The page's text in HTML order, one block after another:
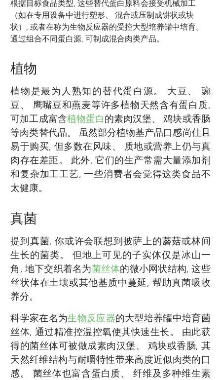
根据目标食品类型, 这些替代蛋白原料会接受机械加工
（如在专用设备中进行塑形、 混合或压制成饼状或块
状）, 或者在称为生物反应器的受控大型培养罐中培育。
通过组合不同蛋白源, 可制成混合肉类产品。
植物
植物是最为人熟知的替代蛋白源。 大豆、 豌
豆、 鹰嘴豆和燕麦等许多植物天然含有蛋白质,
可加工成富含植物蛋白的素肉汉堡、 鸡块或香肠
等肉类替代品。 虽然部分植物基产品口感尚佳且
易于购买, 但多数在风味、 质地或营养上仍与真
肉存在差距。 此外, 它们的生产常需大量添加剂
和复杂加工工艺, 一些消费者会觉得这类食品不
太健康。
真菌
提到真菌, 你或许会联想到披萨上的蘑菇或林间
生长的菌类。 但地上可见的子实体仅是冰山一
角, 地下交织着名为菌丝体的微小网状结构, 这些
丝状体在土壤或其他基质中蔓延, 帮助真菌吸收
养分。
科学家在名为生物反应器的大型培养罐中培育菌
丝体, 通过精准控温控氧使其快速生长。 由此获
得的菌丝体可被做成素肉汉堡、 鸡块或香肠, 其
天然纤维结构与耐嚼特性带来高度近似肉类的口
感。 菌丝体也富含蛋白质、 纤维及多种维生素